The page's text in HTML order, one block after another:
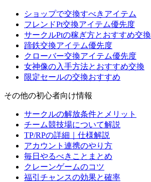
ショップで交換すべきアイテム
フレンドPt交換アイテム優先度
サークルPtの稼ぎ方とおすすめ交換
蹄鉄交換アイテム優先度
クローバー交換アイテム優先度
女神像の入手方法とおすすめ交換
限定セールの交換おすすめ
その他の初心者向け情報
サークルの解放条件とメリット
チーム競技場について解説
TP/RPの詳細｜仕様解説
アカウント連携のやり方
毎日やるべきことまとめ
クレーンゲームのコツ
福引チャンスの効果と確率